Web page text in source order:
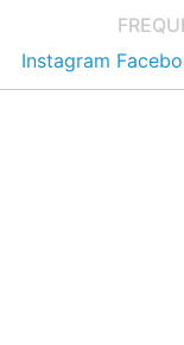
Instagram